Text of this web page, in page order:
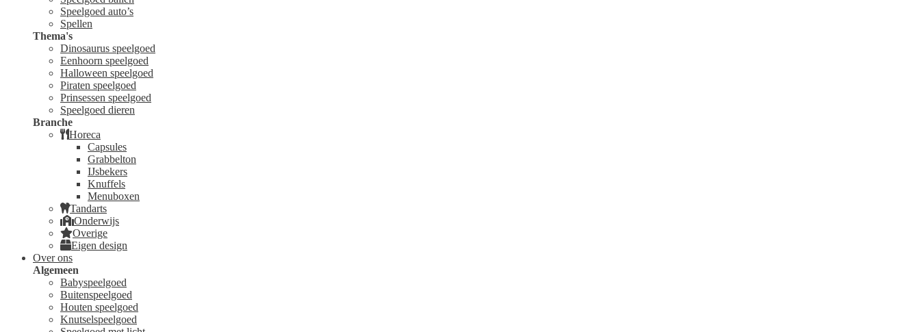
Speelgoed auto’s
Spellen
Thema's
Dinosaurus speelgoed
Eenhoorn speelgoed
Halloween speelgoed
Piraten speelgoed
Prinsessen speelgoed
Speelgoed dieren
Branche
Horeca
Capsules
Grabbelton
IJsbekers
Knuffels
Menuboxen
Tandarts
Onderwijs
Overige
Eigen design
Over ons
Algemeen
Babyspeelgoed
Buitenspeelgoed
Houten speelgoed
Knutselspeelgoed